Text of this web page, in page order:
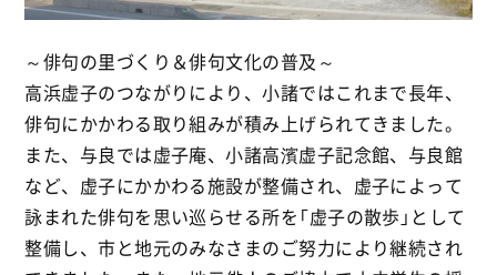
～俳句の里づくり＆俳句文化の普及～
高浜虚子のつながりにより、小諸ではこれまで長年、
俳句にかかわる取り組みが積み上げられてきました。
また、与良では虚子庵、小諸高濱虚子記念館、与良館
など、虚子にかかわる施設が整備され、虚子によって
詠まれた俳句を思い巡らせる所を「虚子の散歩」として
整備し、市と地元のみなさまのご努力により継続され